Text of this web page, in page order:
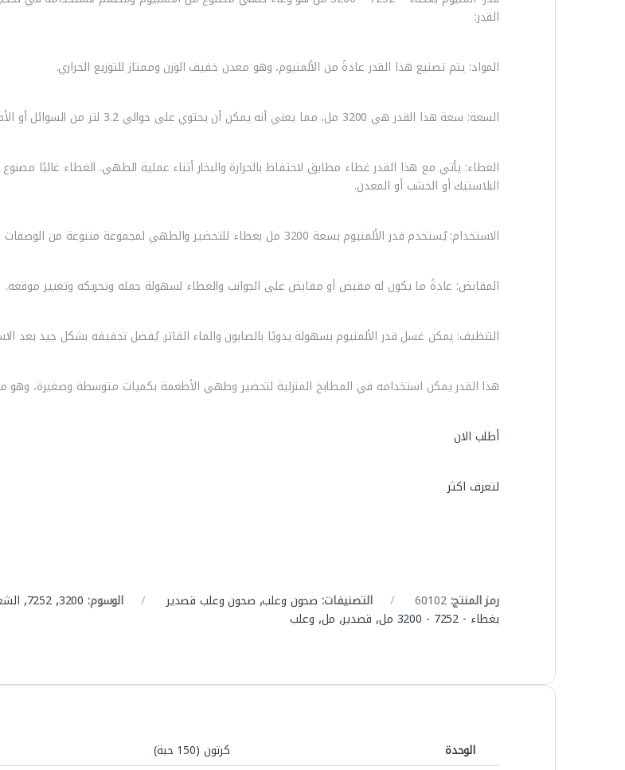
القدر:
المواد: يتم تصنيع هذا القدر عادةً من الألمنيوم، وهو معدن خفيف الوزن وممتاز للتوزيع الحراري.
السعة: سعة هذا القدر هي 3200 مل، مما يعني أنه يمكن أن يحتوي على حوالي 3.2 لتر من السوائل أو الأطعمة.
الغطاء: يأتي مع هذا القدر غطاء مطابق لاحتفاظ بالحرارة والبخار أثناء عملية الطهي. الغطاء غالبًا
البلاستيك أو الخشب أو المعدن.
الاستخدام: يُستخدم قدر الألمنيوم بسعة 3200 مل بغطاء للتحضير والطهي لمجموعة متنوعة من الوصفات والأطعمة مثل الحساء واللحوم والأطعمة المسلوقة والمرق والمزيد.
المقابض: عادةً ما يكون له مقبض أو مقابض على الجوانب والغطاء لسهولة حمله وتحريكه وتغيير موقعه.
التنظيف: يمكن غسل قدر الألمنيوم بسهولة يدويًا بالصابون والماء الفاتر. يُفضل تجفيفه بشكل جيد بعد
هذا القدر يمكن استخدامه في المطابخ المنزلية لتحضير وطهي الأطعمة بكميات متوسطة وصغيرة، وهو
أطلب الان
لتعرف اكثر
رمز المنتج:60102 التصنيفات: صحون وعلب, صحون وعلب قصدير الوسوم: 3200
,
7252
,
بغطاء - 7252 - 3200 مل
, قصدير, مل, وعلب
الوحدة كرتون (150 حبة)